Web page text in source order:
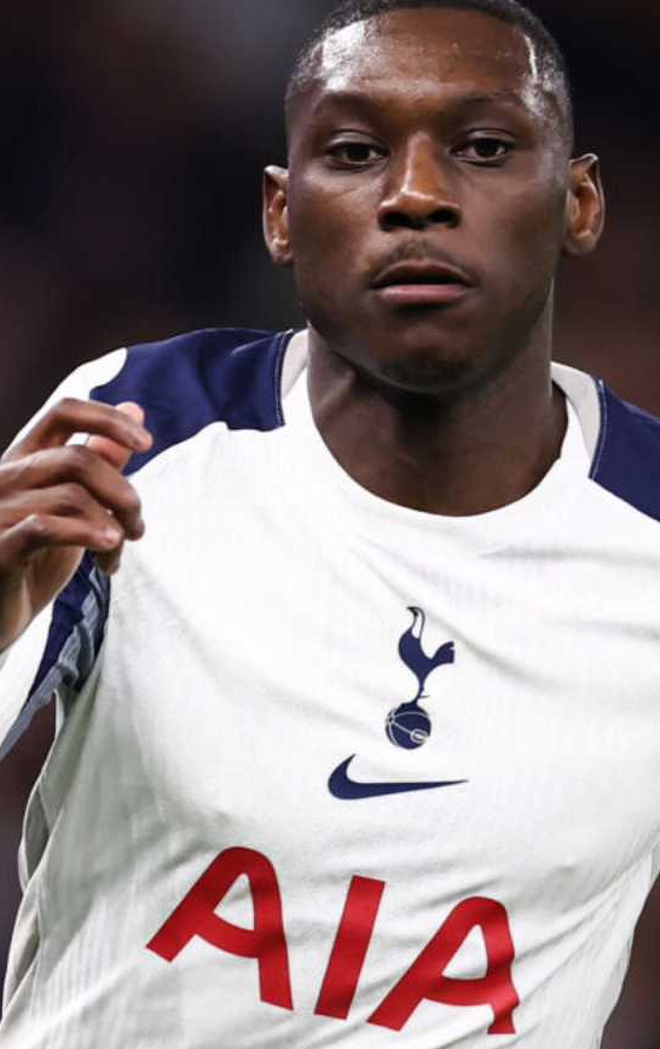
Pellegrino conteso tra Fiorentina e
Juventus, un domino di mercato può
decidere il suo futuro
7 Agosto 2026
Inzaghi promuove la Juventus: “Con
Spalletti e i nuovi acquisti sarà di
7 Agosto 2026